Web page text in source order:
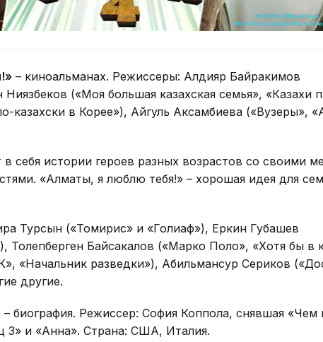
– киноальманах. Режиссеры: Алдияр Байракимов
(«Моя большая казахская семья», «Казахи
казахски в Корее»), Айгуль Аксамбиева («Вузеры»,
себя истории героев разных возрастов со своими
«Алматы, я люблю тебя!» – хорошая идея для
Турсын («Томирис» и «Голиаф»), Еркин Губашев
Толепберген Байсакалов («Марко Поло», «Хотя бы в
«Начальник разведки»), Абильмансур Сериков
другие.
– биография. Режиссер: София Коппола, снявшая «Чем
3» и «Анна». Страна: США, Италия.